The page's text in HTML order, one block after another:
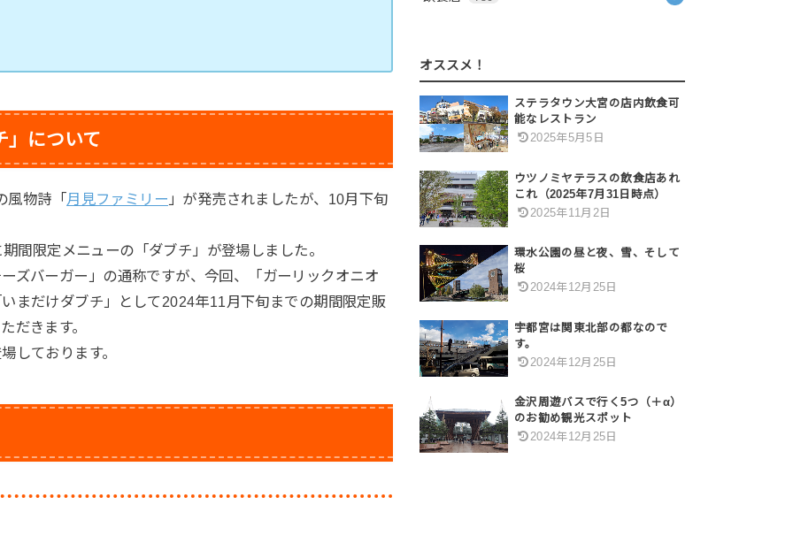
」について
風物詩「月見ファミリー 」が発売されましたが、10月下旬
間限定メニューの「ダブチ」が登場しました。
ズバーガー」の通称ですが、今回、「ガーリックオニオ
まだけダブチ」として2024年11月下旬までの期間限定販
だきます。
しております。
オススメ！
ステラタウン大宮の店内飲食可
能なレストラン
2025年5月5日
ウツノミヤテラスの飲食店あれ
これ（2025年7月31日時点）
2025年11月2日
環水公園の昼と夜、雪、そして
桜
2024年12月25日
宇都宮は関東北部の都なので
す。
2024年12月25日
金沢周遊バスで行く5つ（＋α）
のお勧め観光スポット
2024年12月25日